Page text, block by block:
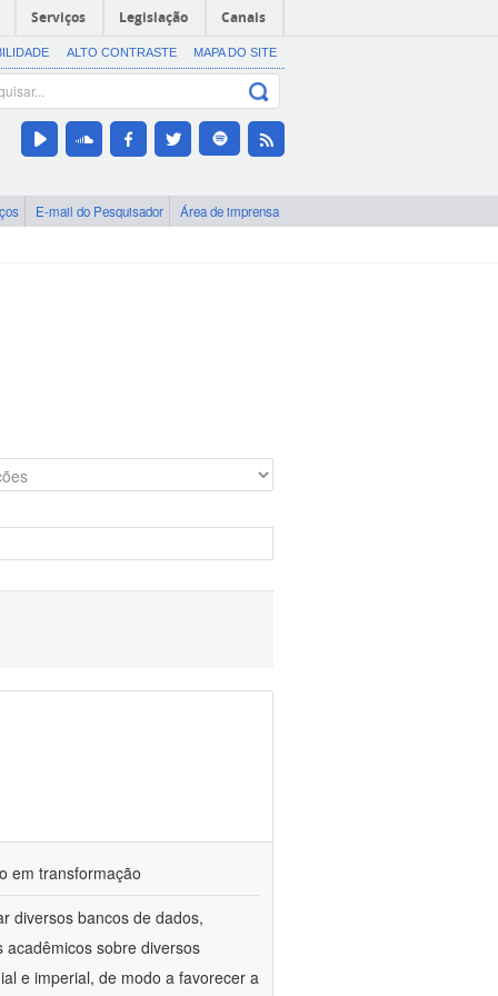
Serviços Legislação Canais
ALTO CONTRASTE MAPA DO SITE
E-mail do Pesquisador Área de imprensa
em transformação
diversos bancos de dados,
sobre diversos
e imperial, de modo a favorecer a